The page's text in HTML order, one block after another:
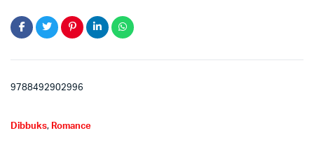
9788492902996
Dibbuks, Romance